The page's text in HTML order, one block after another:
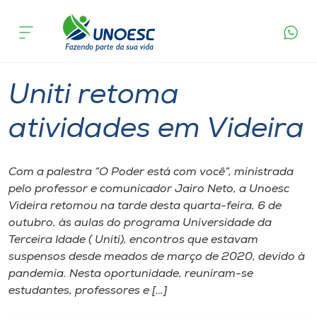
Cursos
Pesquisa
Portal de Ensino
A
Unoesc
Uniti retoma
atividades em Videira
Com a palestra “O Poder está com você”, ministrada
pelo professor e comunicador Jairo Neto, a Unoesc
Videira retomou na tarde desta quarta-feira, 6 de
outubro, às aulas do programa Universidade da
Terceira Idade ( Uniti), encontros que estavam
suspensos desde meados de março de 2020, devido à
pandemia. Nesta oportunidade, reuniram-se
estudantes, professores e […]